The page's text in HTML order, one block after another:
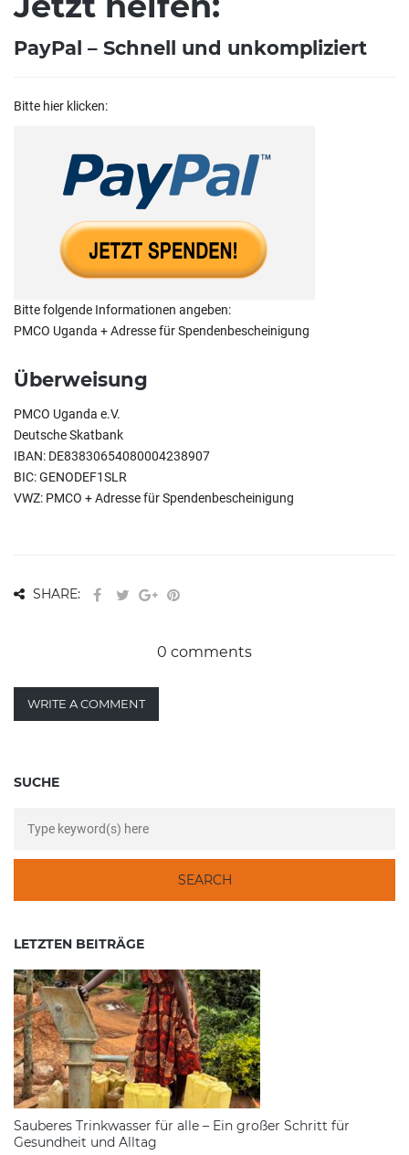
PayPal – Schnell und unkompliziert
Bitte hier klicken:
Bitte folgende Informationen angeben:
PMCO Uganda + Adresse für Spendenbescheinigung
Überweisung
PMCO Uganda e.V.
Deutsche Skatbank
IBAN: DE83830654080004238907
BIC: GENODEF1SLR
VWZ: PMCO + Adresse für Spendenbescheinigung
SHARE:
0 comments
WRITE A COMMENT
SUCHE
LETZTEN BEITRÄGE
Sauberes Trinkwasser für alle – Ein großer Schritt für
Gesundheit und Alltag